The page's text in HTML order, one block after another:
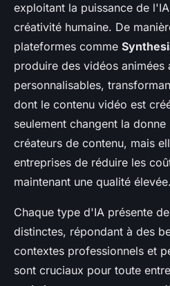
exploitant la puissance de
créativité humaine. De
plateformes comme
produire des vidéos animées
personnalisables,
dont le contenu vidéo est
seulement changent la
créateurs de contenu, mais
entreprises de réduire les
maintenant une qualité élevée.
Chaque type d'IA présente
distinctes, répondant à des
contextes professionnels et
sont cruciaux pour toute